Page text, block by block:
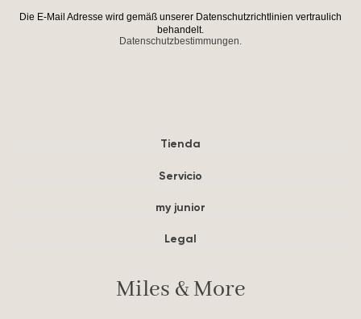
Die E-Mail Adresse wird gemäß unserer Datenschutzrichtlinien vertraulich
behandelt.
Datenschutzbestimmungen.
Tienda
Servicio
my junior
Legal
Miles & More